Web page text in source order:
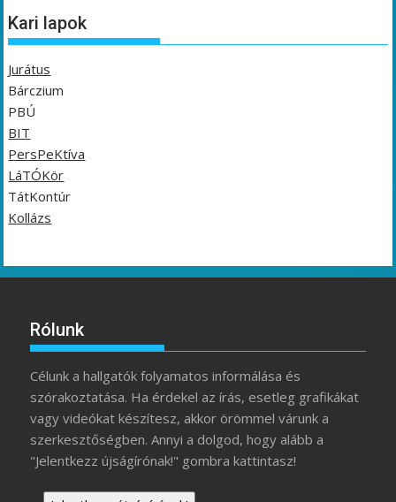
Kari lapok
Jurátus
Bárczium
PBÚ
BIT
PersPeKtíva
LáTÓKör
TátKontúr
Kollázs
Rólunk
Célunk a hallgatók folyamatos informálása és
szórakoztatása. Ha érdekel az írás, esetleg grafikákat
vagy videókat készítesz, akkor örömmel várunk a
szerkesztőségben. Annyi a dolgod, hogy alább a
"Jelentkezz újságírónak!" gombra kattintasz!